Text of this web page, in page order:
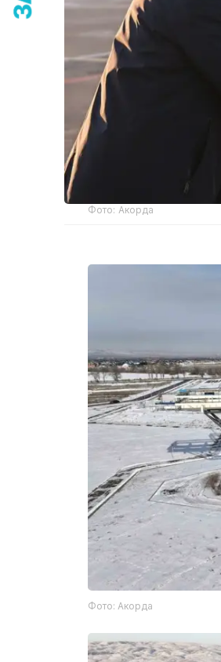
Фото: Акорда
Фото: Акорда